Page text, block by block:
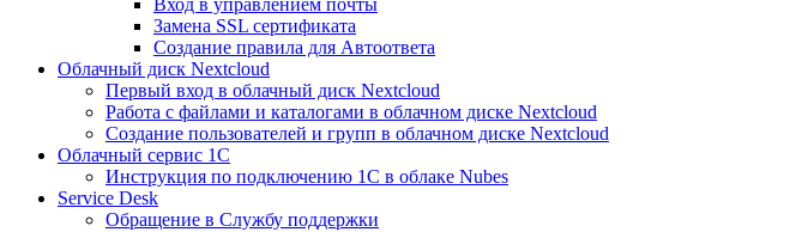
Вход в управлением почты
Замена SSL сертификата
Создание правила для Автоответа
Облачный диск Nextcloud
Первый вход в облачный диск Nextcloud
Работа с файлами и каталогами в облачном диске Nextcloud
Создание пользователей и групп в облачном диске Nextcloud
Облачный сервис 1С
Инструкция по подключению 1С в облаке Nubes
Service Desk
Обращение в Службу поддержки